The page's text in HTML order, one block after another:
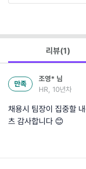
리뷰(1)
만족
조영* 님
HR, 10년차
채용시 팀장이 집중할
츠 감사합니다 😊